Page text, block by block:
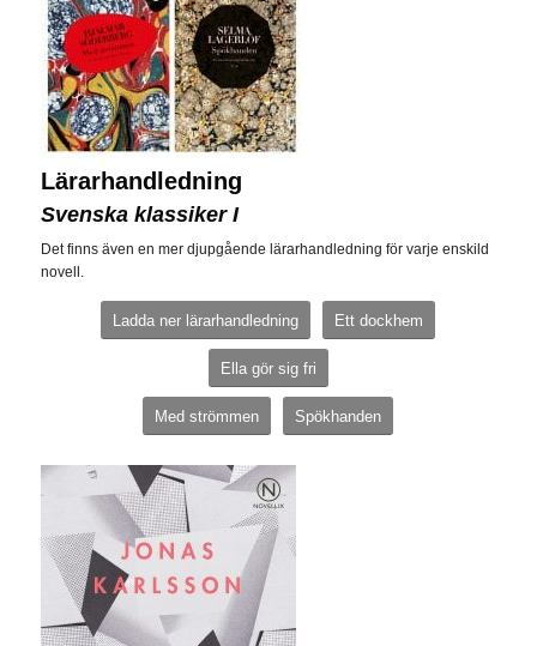
Lärarhandledning
Svenska klassiker I
Det finns även en mer djupgående lärarhandledning för varje enskild
novell.
Ladda ner lärarhandledning Ett dockhem
Ella gör sig fri
Med strömmen Spökhanden